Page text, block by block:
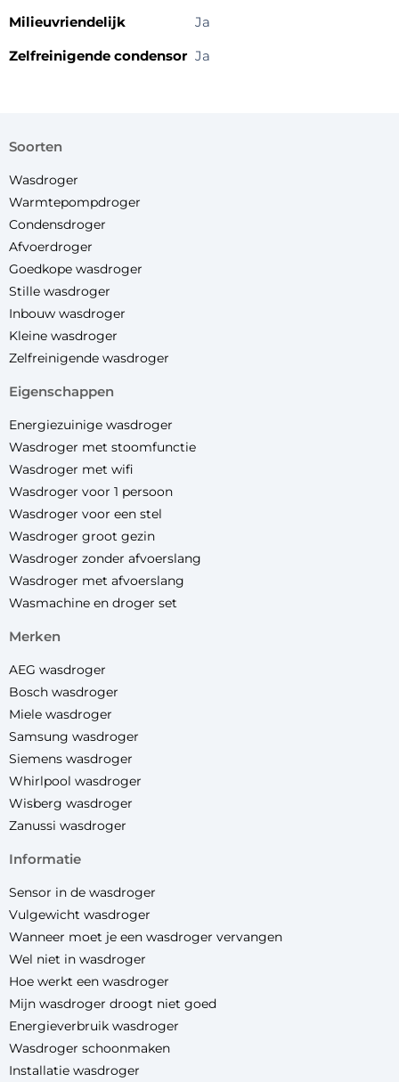
Milieuvriendelijk
Ja
Zelfreinigende condensor Ja
soorten
Wasdroger
Warmtepompdroger
Condensdroger
Afvoerdroger
Goedkope wasdroger
Stille wasdroger
Inbouw wasdroger
Kleine wasdroger
Zelfreinigende wasdroger
eigenschappen
Energiezuinige wasdroger
Wasdroger met stoomfunctie
Wasdroger met wifi
Wasdroger voor 1 persoon
Wasdroger voor een stel
Wasdroger groot gezin
Wasdroger zonder afvoerslang
Wasdroger met afvoerslang
Wasmachine en droger set
merken
AEG wasdroger
Bosch wasdroger
Miele wasdroger
Samsung wasdroger
Siemens wasdroger
Whirlpool wasdroger
Wisberg wasdroger
Zanussi wasdroger
informatie
Sensor in de wasdroger
Vulgewicht wasdroger
Wanneer moet je een wasdroger vervangen
Wel niet in wasdroger
Hoe werkt een wasdroger
Mijn wasdroger droogt niet goed
Energieverbruik wasdroger
Wasdroger schoonmaken
Installatie wasdroger